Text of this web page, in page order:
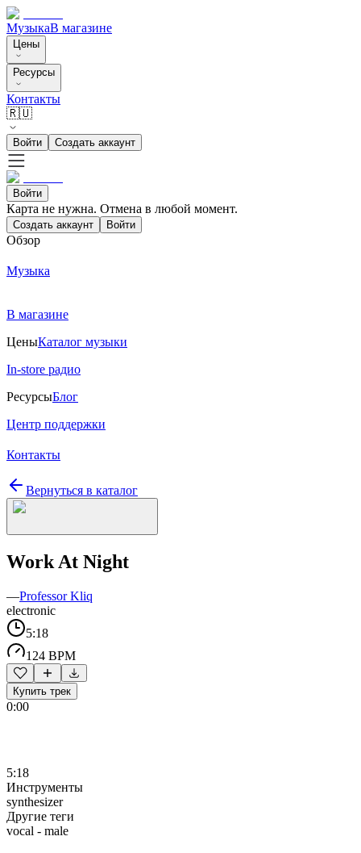
МузыкаВ магазине
Цены
Ресурсы
Контакты
🇷🇺
Войти Создать аккаунт
Войти
Карта не нужна. Отмена в любой момент.
Создать аккаунт Войти
Обзор
Музыка
В магазине
ЦеныКаталог музыки
In-store радио
РесурсыБлог
Центр поддержки
Контакты
Вернуться в каталог
Work At Night
—Professor Kliq
electronic
5:18
124 BPM
Купить трек
0:00
5:18
Инструменты
synthesizer
Другие теги
vocal - male